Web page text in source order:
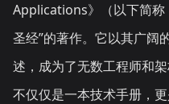
Applications》（以下简称
圣经”的著作。它以其广阔
述，成为了无数工程师和
不仅仅是一本技术手册，